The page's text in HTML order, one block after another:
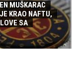
MUŠKARAC
KRAO NAFTU,
SA